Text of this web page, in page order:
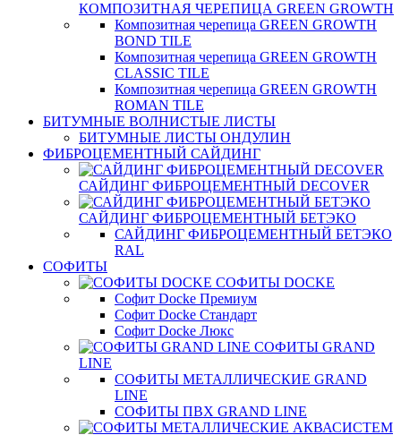
КОМПОЗИТНАЯ ЧЕРЕПИЦА GREEN GROWTH
Композитная черепица GREEN GROWTH
BOND TILE
Композитная черепица GREEN GROWTH
CLASSIC TILE
Композитная черепица GREEN GROWTH
ROMAN TILE
БИТУМНЫЕ ВОЛНИСТЫЕ ЛИСТЫ
БИТУМНЫЕ ЛИСТЫ ОНДУЛИН
ФИБРОЦЕМЕНТНЫЙ САЙДИНГ
САЙДИНГ ФИБРОЦЕМЕНТНЫЙ DECOVER
САЙДИНГ ФИБРОЦЕМЕНТНЫЙ БЕТЭКО
САЙДИНГ ФИБРОЦЕМЕНТНЫЙ БЕТЭКО
RAL
СОФИТЫ
СОФИТЫ DOCKE
Софит Docke Премиум
Софит Docke Стандарт
Софит Docke Люкс
СОФИТЫ GRAND
LINE
СОФИТЫ МЕТАЛЛИЧЕСКИЕ GRAND
LINE
СОФИТЫ ПВХ GRAND LINE